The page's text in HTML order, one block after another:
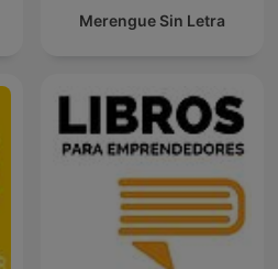
Merengue Sin Letra